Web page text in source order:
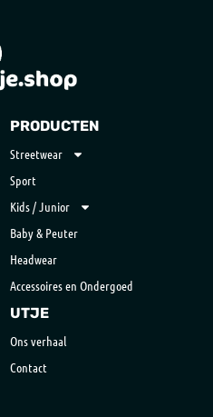
PRODUCTEN
Streetwear
Sport
Kids / Junior
Baby & Peuter
Headwear
Accessoires en Ondergoed
UTJE
Ons verhaal
Contact